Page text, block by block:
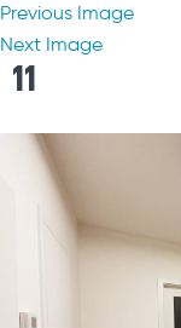
Previous Image
Next Image
11